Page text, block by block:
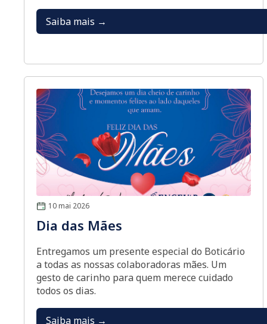
Saiba mais →
10 mai 2026
Dia das Mães
Entregamos um presente especial do Boticário
a todas as nossas colaboradoras mães. Um
gesto de carinho para quem merece cuidado
todos os dias.
Saiba mais →